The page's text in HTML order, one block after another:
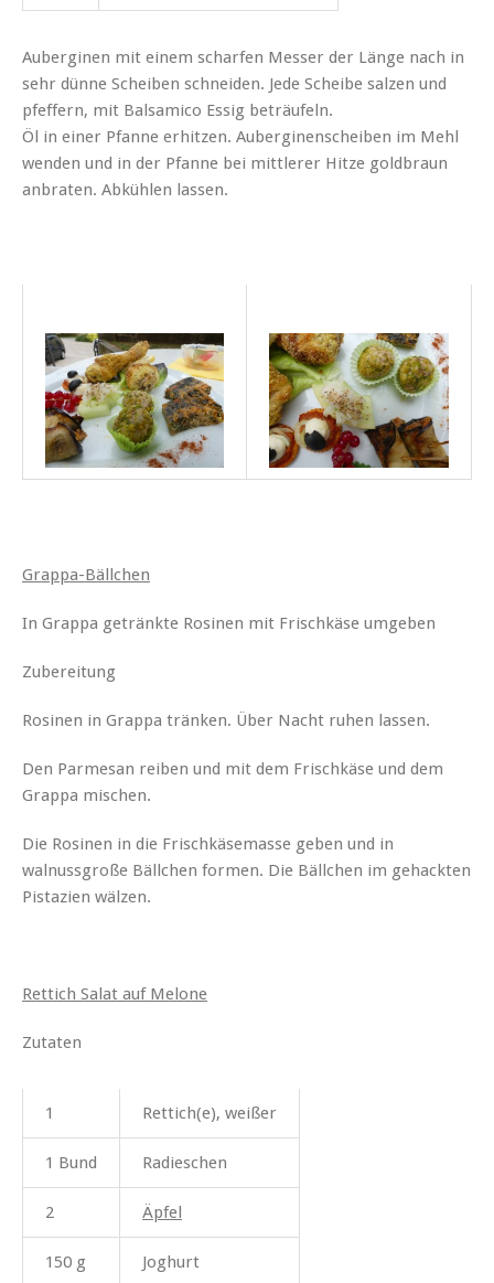
Auberginen mit einem scharfen Messer der Länge nach in
sehr dünne Scheiben schneiden. Jede Scheibe salzen und
pfeffern, mit Balsamico Essig beträufeln.
Öl in einer Pfanne erhitzen. Auberginenscheiben im Mehl
wenden und in der Pfanne bei mittlerer Hitze goldbraun
anbraten. Abkühlen lassen.
Grappa-Bällchen
In Grappa getränkte Rosinen mit Frischkäse umgeben
Zubereitung
Rosinen in Grappa tränken. Über Nacht ruhen lassen.
Den Parmesan reiben und mit dem Frischkäse und dem
Grappa mischen.
Die Rosinen in die Frischkäsemasse geben und in
walnussgroße Bällchen formen. Die Bällchen im gehackten
Pistazien wälzen.
Rettich Salat auf Melone
Zutaten
1 Rettich(e), weißer
1 Bund Radieschen
2 Äpfel
150 g Joghurt